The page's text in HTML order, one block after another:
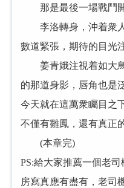
那是最後一場戰鬥開
李洛轉身，沖着衆人
數道緊張，期待的目光
姜青娥注視着如大鳥
的那道身影，唇角也是
今天就在這萬衆矚目之
不僅有雛鳳，還有真正
(本章完)
PS:給大家推薦一個老
房寫真應有盡有，老司